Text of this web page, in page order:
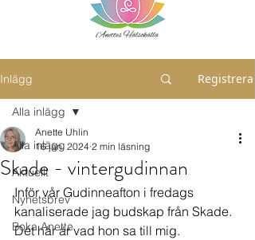
Inlägg Registrera
Alla inlägg
Aktuellt
Nyhetsbrev
Boka Anette
Alla inlägg
Skade - vintergudinnan
Anette Uhlin
16 jan. 2024 2 min läsning
Inför vår Gudinneafton i fredags
kanaliserade jag budskap från Skade.
Det här är vad hon sa till mig.